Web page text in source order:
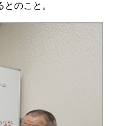
のこと。